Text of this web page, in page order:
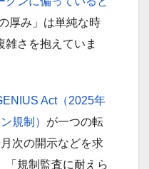
厚み」は単純な時
雑さを抱えていま
Act（2025年
規制） が一つの転
次の開示などを求
「規制監査に耐えら